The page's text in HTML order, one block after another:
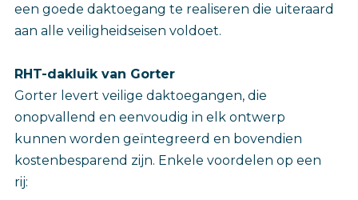
een goede daktoegang te realiseren die uiteraard
aan alle veiligheidseisen voldoet.
RHT-dakluik van Gorter
Gorter levert veilige daktoegangen, die
onopvallend en eenvoudig in elk ontwerp
kunnen worden geïntegreerd en bovendien
kostenbesparend zijn. Enkele voordelen op een
rij: